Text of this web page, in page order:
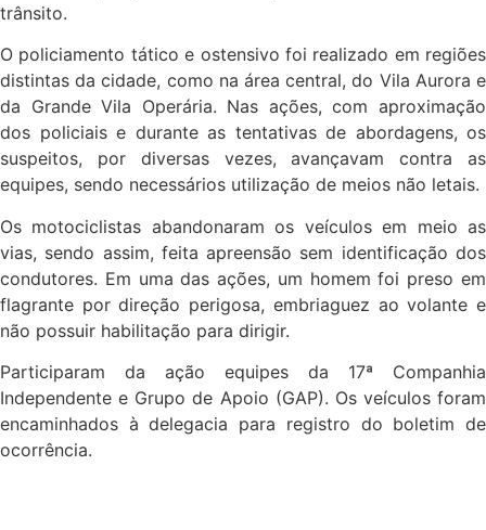
trânsito.
O policiamento tático e ostensivo foi realizado em regiões
distintas da cidade, como na área central, do Vila Aurora e
da Grande Vila Operária. Nas ações, com aproximação
dos policiais e durante as tentativas de abordagens, os
suspeitos, por diversas vezes, avançavam contra as
equipes, sendo necessários utilização de meios não letais.
Os motociclistas abandonaram os veículos em meio as
vias, sendo assim, feita apreensão sem identificação dos
condutores. Em uma das ações, um homem foi preso em
flagrante por direção perigosa, embriaguez ao volante e
não possuir habilitação para dirigir.
Participaram da ação equipes da 17ª Companhia
Independente e Grupo de Apoio (GAP). Os veículos foram
encaminhados à delegacia para registro do boletim de
ocorrência.